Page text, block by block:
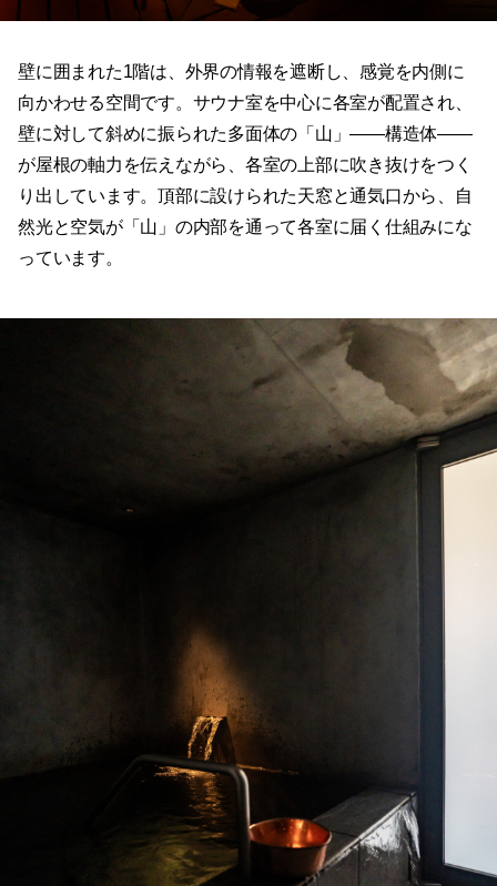
壁に囲まれた1階は、外界の情報を遮断し、感覚を内側に
向かわせる空間です。サウナ室を中心に各室が配置され、
壁に対して斜めに振られた多面体の「山」——構造体——
が屋根の軸力を伝えながら、各室の上部に吹き抜けをつく
り出しています。頂部に設けられた天窓と通気口から、自
然光と空気が「山」の内部を通って各室に届く仕組みにな
っています。